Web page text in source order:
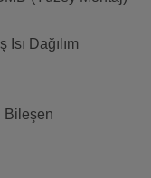
Dağılım
Bileşen